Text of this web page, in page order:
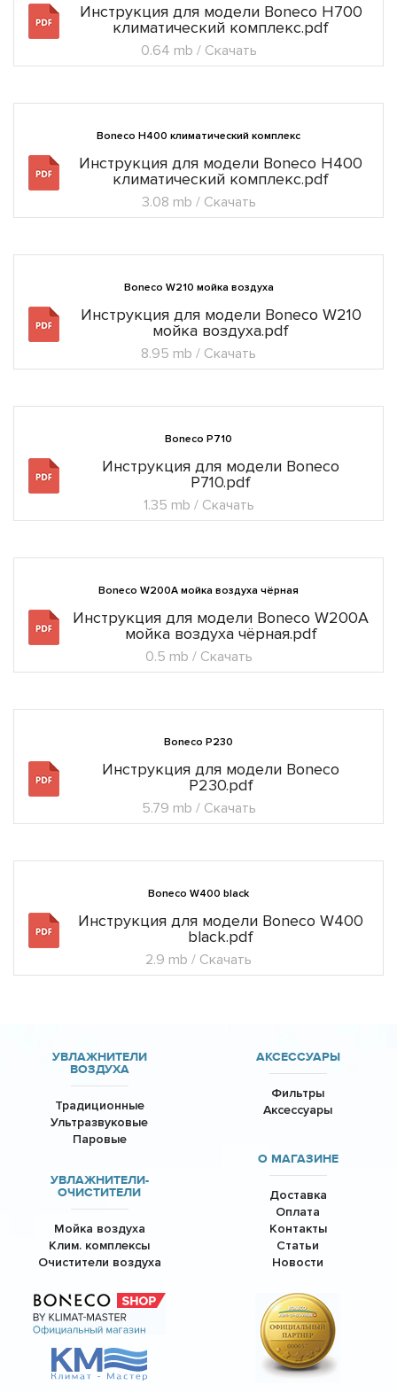
Инструкция для модели Boneco H700
климатический комплекс.pdf
0.64 mb / Скачать
Boneco H400 климатический комплекс
Инструкция для модели Boneco H400
климатический комплекс.pdf
3.08 mb / Скачать
Boneco W210 мойка воздуха
Инструкция для модели Boneco W210
мойка воздуха.pdf
8.95 mb / Скачать
Boneco P710
Инструкция для модели Boneco
P710.pdf
1.35 mb / Скачать
Boneco W200A мойка воздуха чёрная
Инструкция для модели Boneco W200A
мойка воздуха чёрная.pdf
0.5 mb / Скачать
Boneco P230
Инструкция для модели Boneco
P230.pdf
5.79 mb / Скачать
Boneco W400 black
Инструкция для модели Boneco W400
black.pdf
2.9 mb / Скачать
УВЛАЖНИТЕЛИ
ВОЗДУХА
Традиционные
Ультразвуковые
Паровые
УВЛАЖНИТЕЛИ-
ОЧИСТИТЕЛИ
Мойка воздуха
Клим. комплексы
Очистители воздуха
АКСЕССУАРЫ
Фильтры
Аксессуары
О МАГАЗИНЕ
Доставка
Оплата
Контакты
Статьи
Новости